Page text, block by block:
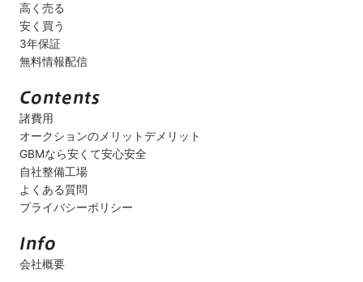
高く売る
安く買う
3年保証
無料情報配信
諸費用
オークションのメリットデメリット
GBMなら安くて安心安全
自社整備工場
よくある質問
プライバシーポリシー
会社概要